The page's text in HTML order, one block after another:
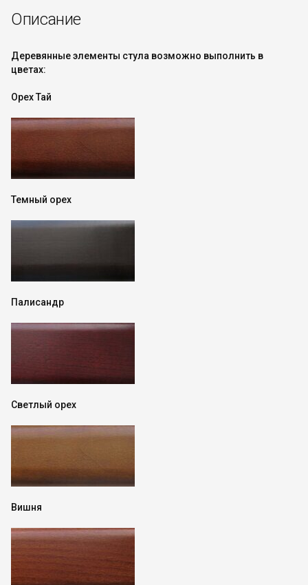
Описание
Деревянные элементы стула возможно выполнить в
цветах:
Орех Тай
Темный орех
Палисандр
Светлый орех
Вишня